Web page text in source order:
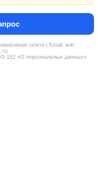
газета | Email: anti-
152 «О персональных данных»